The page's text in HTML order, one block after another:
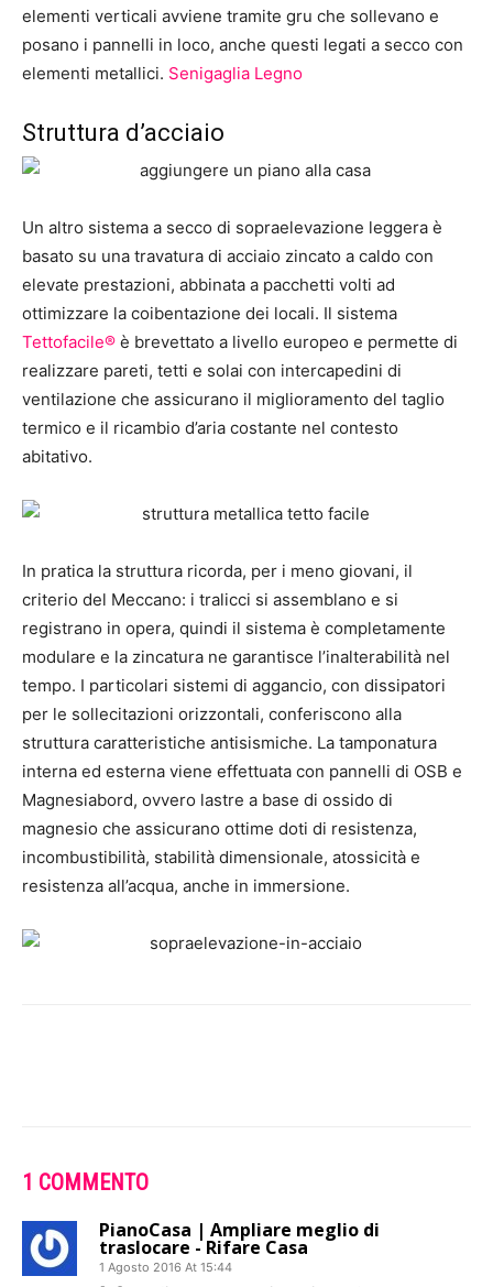
elementi verticali avviene tramite gru che sollevano e
posano i pannelli in loco, anche questi legati a secco con
elementi metallici. Senigaglia Legno
Struttura d’acciaio
Un altro sistema a secco di sopraelevazione leggera è
basato su una travatura di acciaio zincato a caldo con
elevate prestazioni, abbinata a pacchetti volti ad
ottimizzare la coibentazione dei locali. Il sistema
Tettofacile® è brevettato a livello europeo e permette di
realizzare pareti, tetti e solai con intercapedini di
ventilazione che assicurano il miglioramento del taglio
termico e il ricambio d’aria costante nel contesto
abitativo.
In pratica la struttura ricorda, per i meno giovani, il
criterio del Meccano: i tralicci si assemblano e si
registrano in opera, quindi il sistema è completamente
modulare e la zincatura ne garantisce l’inalterabilità nel
tempo. I particolari sistemi di aggancio, con dissipatori
per le sollecitazioni orizzontali, conferiscono alla
struttura caratteristiche antisismiche. La tamponatura
interna ed esterna viene effettuata con pannelli di OSB e
Magnesiabord, ovvero lastre a base di ossido di
magnesio che assicurano ottime doti di resistenza,
incombustibilità, stabilità dimensionale, atossicità e
resistenza all’acqua, anche in immersione.
1 COMMENTO
PianoCasa | Ampliare meglio di
traslocare - Rifare Casa
1 Agosto 2016 At 15:44